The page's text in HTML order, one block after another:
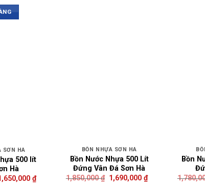
SƠN HÀ
500 lít
Hà
₫
BỒN NHỰA SƠN HÀ
Bồn Nước Nhựa 500 Lít
Đứng Vân Đá Sơn Hà
1,850,000₫ 1,690,000₫
Bồn